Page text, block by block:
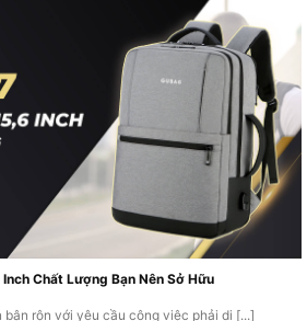
Chất Lượng Bạn Nên Sở Hữu
rộn với yêu cầu công việc phải di [...]